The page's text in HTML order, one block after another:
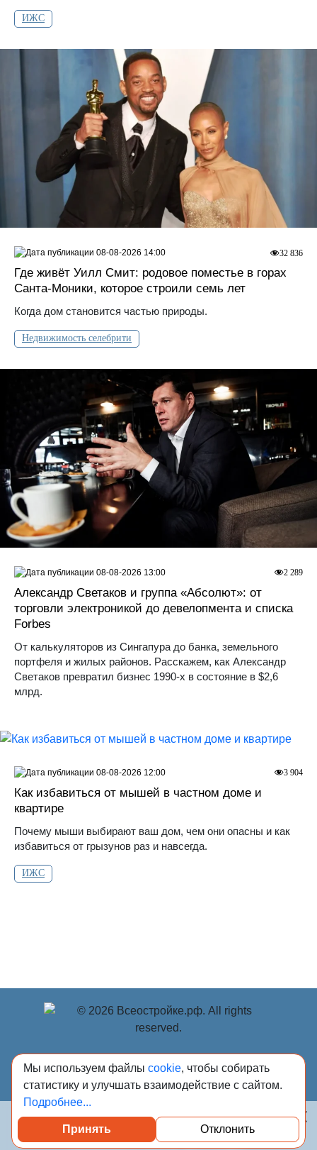
ИЖС
Где живёт Уилл Смит: родовое поместье в горах
Санта‑Моники, которое строили семь лет
Когда дом становится частью природы.
Недвижимость селебрити
32 836
08-08-2026 14:00
Александр Светаков и группа «Абсолют»: от
торговли электроникой до девелопмента и списка
Forbes
От калькуляторов из Сингапура до банка, земельного
портфеля и жилых районов. Расскажем, как Александр
Светаков превратил бизнес 1990-х в состояние в $2,6
млрд.
2 289
08-08-2026 13:00
Как избавиться от мышей в частном доме и
квартире
Почему мыши выбирают ваш дом, чем они опасны и как
избавиться от грызунов раз и навсегда.
ИЖС
3 904
08-08-2026 12:00
Посмотреть каталог проверенных квартир
© Учредитель: Индивидуальный предприниматель
Опрышко Светлана Александровна, 2018-2026.
Сообщения и материалы сетевого издания «Всё о
стройке» (зарегистрировано Федеральной службой по
надзору в сфере связи, информационных технологий и
массовых коммуникаций (Роскомнадзор) 13.03.2023 за
регистрационным номером Эл № ФС77-84949)
Мы используем файлы cookie, чтобы собирать
статистику и улучшать взаимодействие с сайтом.
Подробнее...
Принять Отклонить